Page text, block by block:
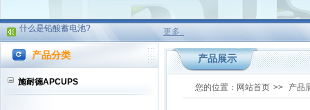
什么是铅酸蓄电池?
UPS电源技术特性比较
UPS电源/蓄电池服务及主营
如何选购买UPS电源
什么是铅酸蓄电池?
更多..
产品分类
施耐德APCUPS
产品展示
您的位置： 网站首页 >> 产品